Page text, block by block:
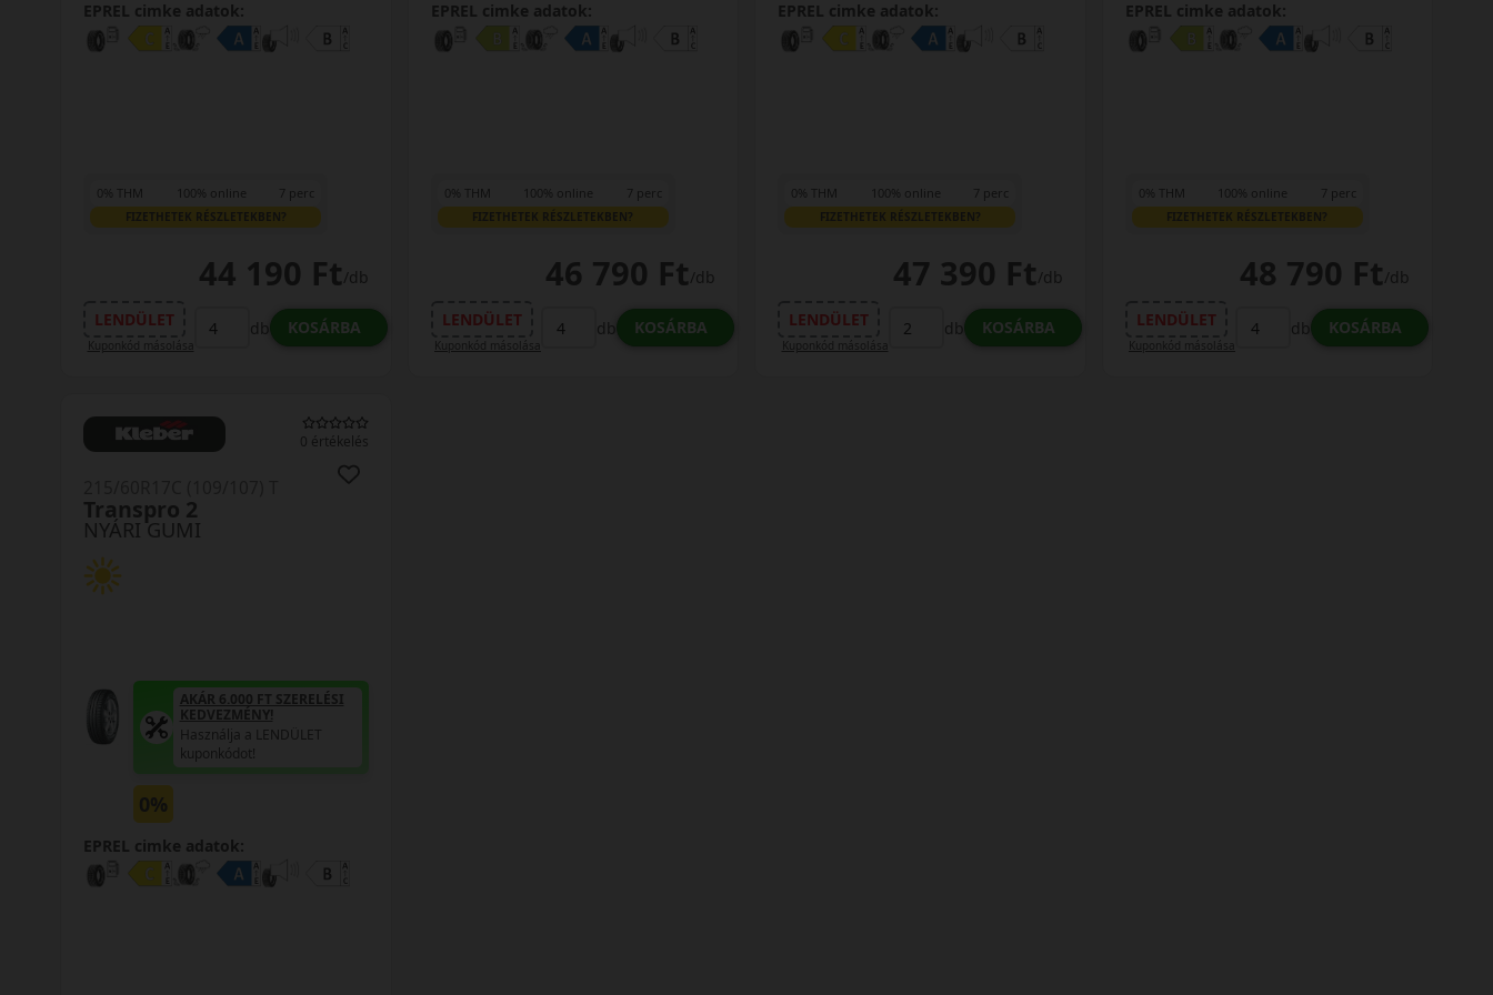
EPREL cimke adatok:
0% THM 100% online 7 perc
FIZETHETEK RÉSZLETEKBEN?
44 190 Ft/db
LENDÜLET
Kuponkód másolása
db KOSÁRBA
EPREL cimke adatok:
0% THM 100% online 7 perc
FIZETHETEK RÉSZLETEKBEN?
46 790 Ft/db
LENDÜLET
Kuponkód másolása
db KOSÁRBA
EPREL cimke adatok:
0% THM 100% online 7 perc
FIZETHETEK RÉSZLETEKBEN?
47 390 Ft/db
LENDÜLET
Kuponkód másolása
db KOSÁRBA
EPREL cimke adatok:
0% THM 100% online 7 perc
FIZETHETEK RÉSZLETEKBEN?
48 790 Ft/db
LENDÜLET
Kuponkód másolása
db KOSÁRBA
0 értékelés
NYÁRI GUMI
Transpro 2
AKÁR 6.000 FT SZERELÉSI
KEDVEZMÉNY!
Használja a LENDÜLET
kuponkódot!
0%
EPREL cimke adatok: